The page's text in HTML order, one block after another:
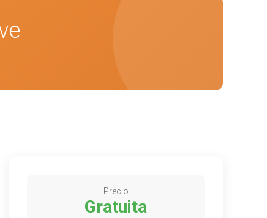
Precio
Gratuita